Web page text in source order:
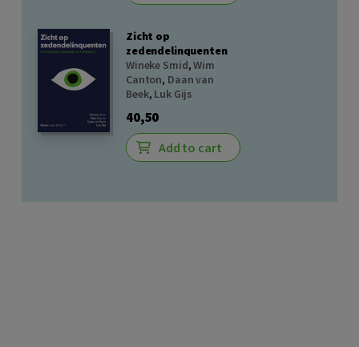
Zicht op
zedendelinquenten
Wineke Smid,Wim
Canton, Daan van
Beek, Luk Gijs
40,50
Add to cart